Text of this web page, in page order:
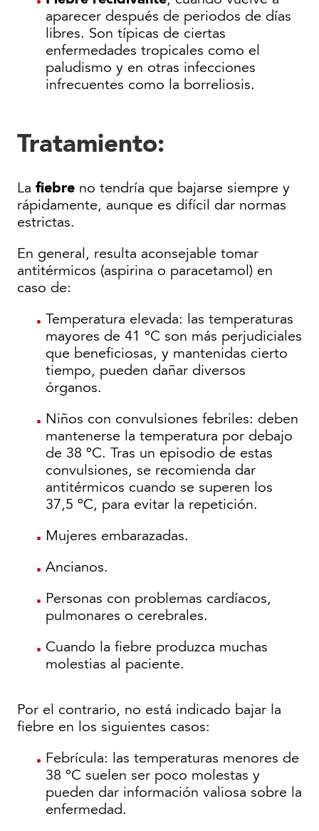
aparecer después de periodos de días
libres. Son típicas de ciertas
enfermedades tropicales como el
paludismo y en otras infecciones
infrecuentes como la borreliosis.
Tratamiento:
La fiebre no tendría que bajarse siempre y
rápidamente, aunque es difícil dar normas
estrictas.
En general, resulta aconsejable tomar
antitérmicos (aspirina o paracetamol) en
caso de:
Temperatura elevada: las temperaturas
mayores de 41 ºC son más perjudiciales
que beneficiosas, y mantenidas cierto
tiempo, pueden dañar diversos
órganos.
Niños con convulsiones febriles: deben
mantenerse la temperatura por debajo
de 38 ºC. Tras un episodio de estas
convulsiones, se recomienda dar
antitérmicos cuando se superen los
37,5 ºC, para evitar la repetición.
Mujeres embarazadas.
Ancianos.
Personas con problemas cardíacos,
pulmonares o cerebrales.
Cuando la fiebre produzca muchas
molestias al paciente.
Por el contrario, no está indicado bajar la
fiebre en los siguientes casos:
Febrícula: las temperaturas menores de
38 ºC suelen ser poco molestas y
pueden dar información valiosa sobre la
enfermedad.